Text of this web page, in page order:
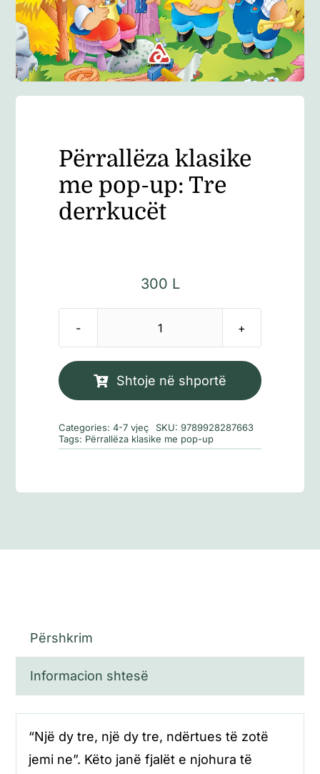
Anglisht
Ditarë
Blog
Përrallëza klasike
me pop-up: Tre
derrkucët
300 L
Sasi
klasike
me
up:
Shtoje në shportë
Categories:4-7 vjeç SKU:9789928287663
Tags: Përrallëza klasike me pop-up
Përshkrim
Informacion shtesë
“Një dy tre, një dy tre, ndërtues të zotë
jemi ne”. Këto janë fjalët e njohura të